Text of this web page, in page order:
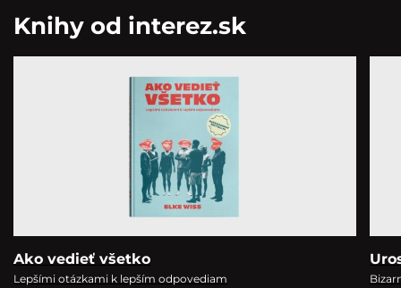
Knihy od interez.sk
Ako vedieť všetko
Lepšími otázkami k lepším odpovediam